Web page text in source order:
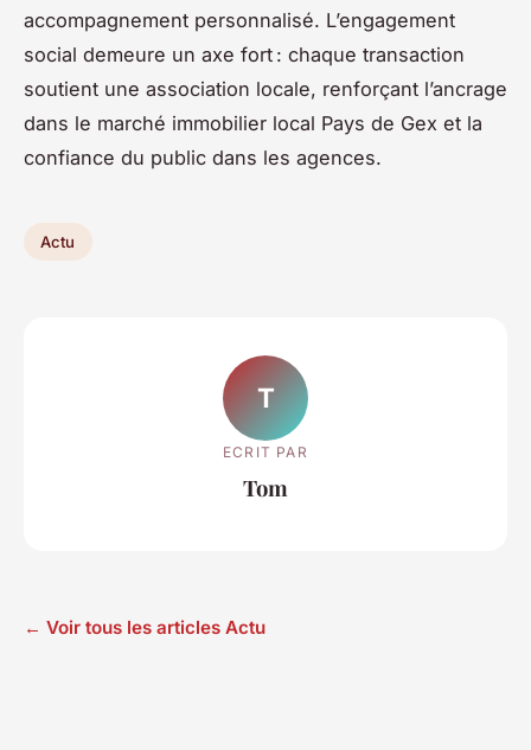
accompagnement personnalisé. L’engagement
social demeure un axe fort : chaque transaction
soutient une association locale, renforçant l’ancrage
dans le marché immobilier local Pays de Gex et la
confiance du public dans les agences.
Actu
T
ECRIT PAR
Tom
← Voir tous les articles Actu